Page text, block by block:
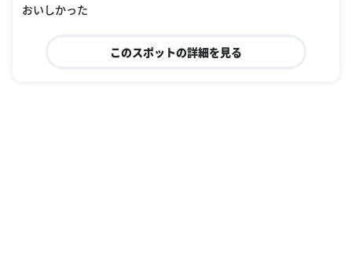
おいしかった
このスポットの詳細を見る